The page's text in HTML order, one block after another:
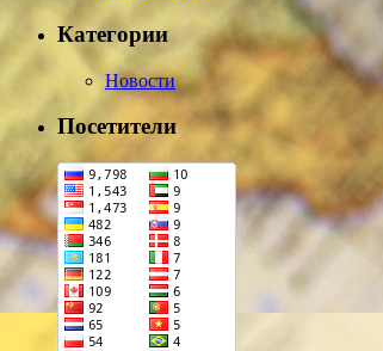
Категории
Новости
Посетители